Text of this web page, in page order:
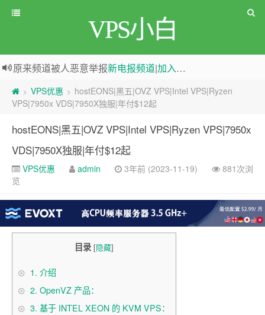
VPS小白
原来频道被人恶意举报新电报频道|加入电报群
greenwebpage|香港|日本|新加坡|美国等多地vps测评|移动直连|1Gbps带宽|年付€29
> VPS优惠 > hostEONS|黑五|OVZ VPS|Intel VPS|Ryzen
VPS|7950x VDS|7950X独服|年付$12起
hostEONS|黑五|OVZ VPS|Intel VPS|Ryzen VPS|7950x
VDS|7950X独服|年付$12起
VPS优惠 admin 3年前 (2023-11-19)
881次浏
览
目录 [隐藏]
1. 介绍
2. OpenVZ 产品：
3. 基于 INTEL XEON 的 KVM VPS：